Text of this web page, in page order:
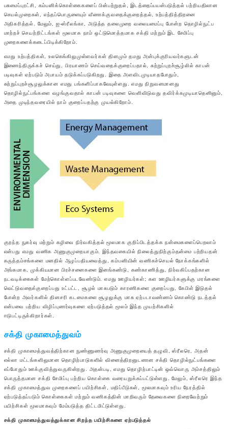
பசுமைப்புரட்சி, கம்பனிக்கொள்கைகளைப் பின்பற்றுதல், இடத்தைப்பயன்படுத்தல் பற்றியதிலான
செயல்முறைகள், எந்தப்பொருளையும் வீணாக்குவதைக்குறைத்தல், உற்பத்தித்திறனை
அதிகரித்தல். மேலும், ஐ-ஸ்ரீலங்கா, அடுத்த தலைமுறை வலையமைப்பு போன்ற தொழில்நுட்ப
மாற்றச் செயற்றிட்டங்கள் மூலமாக நாம் ஒட்டுமொத்தமாக சக்தி மற்றும் இட சேமிப்பு
முறைகளைக்கடைப்பிடிக்கிறோம்.
எமது உற்பத்திகள், உலகெங்கிலுமுள்ளவர்கள் தினமும் தமது அன்புக்குரியவர்களுடன்
இணைந்திருக்கச் செய்து, பிரயாணம் செய்வதைக்குறைப்பதால், சுற்றுப்புறச்சூழ்லில் காபன்
படிவுகள் ஏற்படும் அபாயம் தடுக்கப்படுகிறது. இதை அளவிடமுடியாதபோதும்,
சுற்றுப்புறச்சூழலுக்கான எமது பங்களிப்பாகவேயுள்ளது. எமது நிறுவனமானது
தொழில்நுட்பங்களை வழங்குவதால் காபன் படிவுகளை வெளிவிடுவது தவிர்க்கமுடியாதெனினும்,
அதை முடிந்தவரையில் நாம் குறைப்பதற்கு முயல்கிறோம்.
குறந்த நுகர்வு மற்றும் கழிவை நிர்வகித்தல் மூலமாக குறிப்பிடத்தக்க நன்மைகளைப்பெறலாம்
என்பது எமது வணிக அணுகுமுறையாகும். இந்தவகையில் நிலைத்துநிற்கும்தன்மை பற்றியதன்
கருத்தம்சங்களை மனதில் ஆழப்பதியவைத்து, கம்பனியின் வணிகச்செயல் நோக்கங்களில்
அங்கமாக, முக்கியமான பிரச்சனைகளை இனங்கண்டு, கண்காணித்து, நிர்வகிப்பதற்கான
நடவடிக்கைகள் மேற்கொள்ளப்படவேண்டும். எமது ஊழியர்கள்; கள ஊழியர்களுக்கு மரங்களை
வெட்டுவதைக்குறைப்பது உட்பட்ட, சூழல் மாசுபடும் காரணிகளை குறைப்பது, கேபிள் இடுதல்
போன்ற அவர்களில் தினசரி கடமைகளை சூழலுக்கு மாசு ஏற்படாவண்ணம் கொண்டு நடத்தல்
என்பவை பற்றிய விழிப்புணர்வுகளை ஏற்படுத்தல் மூலம் இந்த முயற்சிகளில்
ஈடுபட்டிருக்கிறார்கள்.
சக்தி முகாமைத்துவம்
சக்தி முகாமைத்துவத்திற்கான நுண்ணுணர்வு அணுகுமுறையைத் தழுவி, ஸ்ரீலரெ, அதன்
எல்லா மட்டங்களிலுமான தொழிற்பாடுகளில் வினைத்திறனுடனான சக்தி தொழில்நுட்பங்களை
எப்போதும் ஊக்குவித்துவருகின்றது. அதன்படி, எமது தொழிற்பாட்டின் ஒவ்வொரு அம்சத்திலும்
பொருத்தமான சக்தி சேமிப்பு பற்றிய கொள்கை வரையறுக்கப்பட்டுள்ளது. மேலும், ஸ்ரீலரெ இந்த
சக்தி முகாமைத்துவ முறைகளைப் பயிற்சிகள், மதிப்பீடுகள், மூலமாகவும் உரிய நேரத்தில்
ஏற்படுத்தப்படும் கொள்கைகள் மற்றும் வணிகத்தின் மாறிவரும் தேவைகளை நிறைவேற்றும்
பயிற்சிகள் மூலமாகவும் மேம்படுத்த திட்டமிட்டுள்ளது.
சக்தி முகாமைத்துவத்துக்கான சிறந்த பயிற்சிகளை ஏற்படுத்தல்